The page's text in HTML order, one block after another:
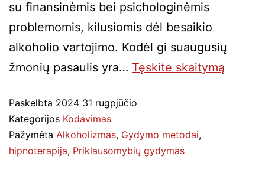
su finansinėmis bei psichologinėmis
problemomis, kilusiomis dėl besaikio
alkoholio vartojimo. Kodėl gi suaugusių
žmonių pasaulis yra… Tęskite skaitymą
Paskelbta 2024 31 rugpjūčio
Kategorijos Kodavimas
Pažymėta Alkoholizmas, Gydymo metodai,
hipnoterapija, Priklausomybių gydymas